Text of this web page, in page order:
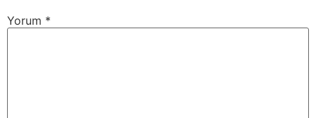
Yorum *